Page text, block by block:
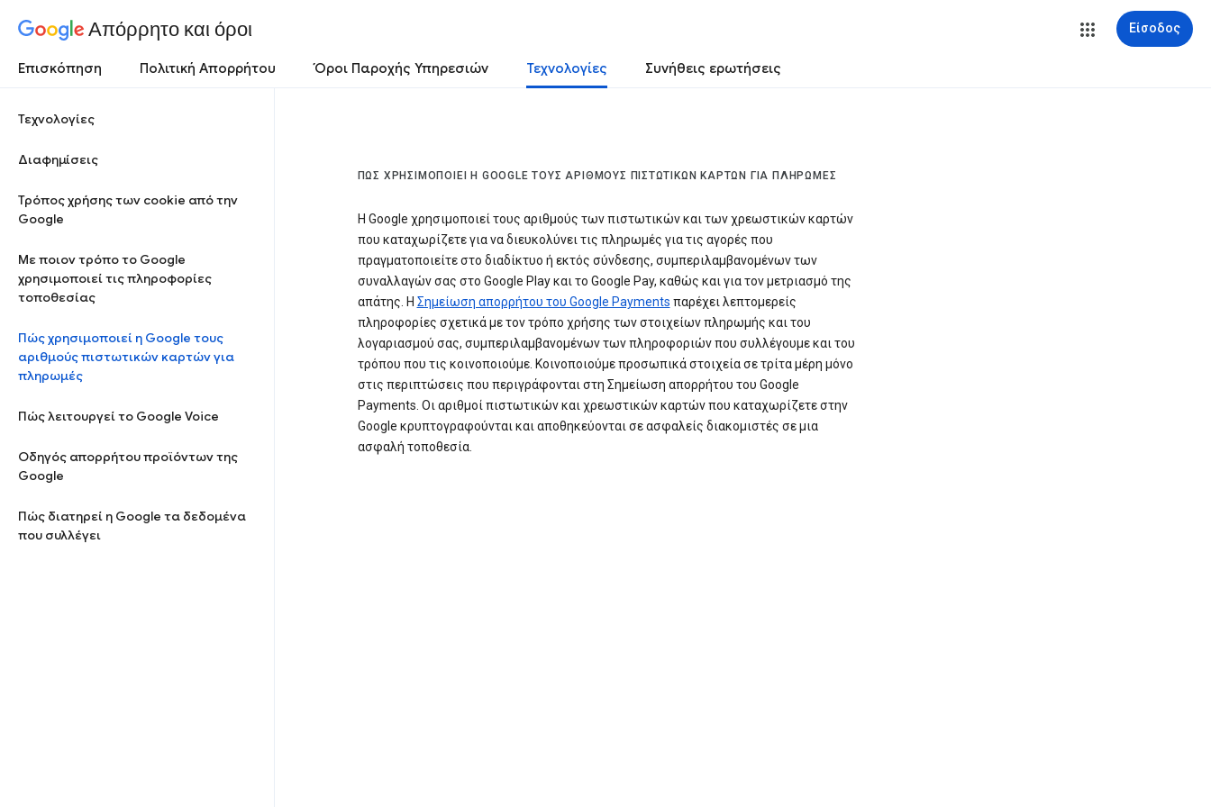
Απόρρητο και όροι Είσοδος
Επισκόπηση Πολιτική Απορρήτου Όροι Παροχής Υπηρεσιών Τεχνολογίες Συνήθεις ερωτήσεις
Τεχνολογίες
Διαφημίσεις
Τρόπος χρήσης των cookie από την
Google
Με ποιον τρόπο το Google
χρησιμοποιεί τις πληροφορίες
τοποθεσίας
Πώς χρησιμοποιεί η Google τους
αριθμούς πιστωτικών καρτών για
πληρωμές
Πώς λειτουργεί το Google Voice
Οδηγός απορρήτου προϊόντων της
Google
Πώς διατηρεί η Google τα δεδομένα
που συλλέγει
ΠΏΣ ΧΡΗΣΙΜΟΠΟΙΕΊ Η GOOGLE ΤΟΥΣ ΑΡΙΘΜΟΎΣ ΠΙΣΤΩΤΙΚΏΝ ΚΑΡΤΏΝ ΓΙΑ ΠΛΗΡΩΜΈΣ
Η Google χρησιμοποιεί τους αριθμούς των πιστωτικών και των χρεωστικών καρτών
που καταχωρίζετε για να διευκολύνει τις πληρωμές για τις αγορές που
πραγματοποιείτε στο διαδίκτυο ή εκτός σύνδεσης, συμπεριλαμβανομένων των
συναλλαγών σας στο Google Play και το Google Pay, καθώς και για τον μετριασμό της
απάτης. Η Σημείωση απορρήτου του Google Payments παρέχει λεπτομερείς
πληροφορίες σχετικά με τον τρόπο χρήσης των στοιχείων πληρωμής και του
λογαριασμού σας, συμπεριλαμβανομένων των πληροφοριών που συλλέγουμε και του
τρόπου που τις κοινοποιούμε. Κοινοποιούμε προσωπικά στοιχεία σε τρίτα μέρη μόνο
στις περιπτώσεις που περιγράφονται στη Σημείωση απορρήτου του Google
Payments. Οι αριθμοί πιστωτικών και χρεωστικών καρτών που καταχωρίζετε στην
Google κρυπτογραφούνται και αποθηκεύονται σε ασφαλείς διακομιστές σε μια
ασφαλή τοποθεσία.